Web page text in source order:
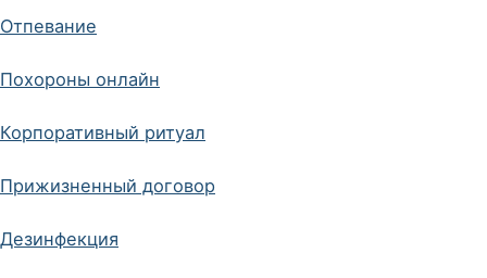
Отпевание
Похороны онлайн
Корпоративный ритуал
Прижизненный договор
Дезинфекция